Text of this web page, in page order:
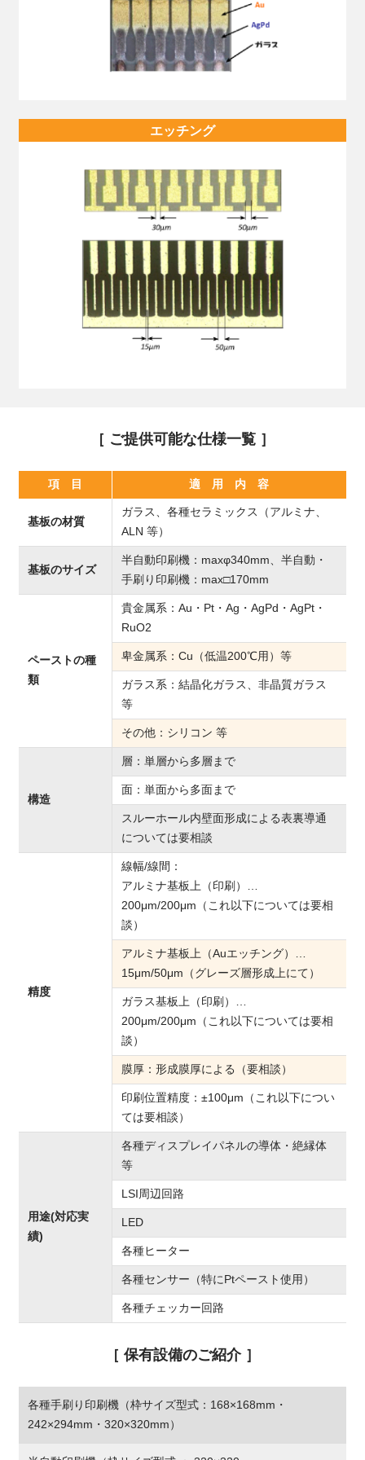
エッチング
［ ご提供可能な仕様一覧 ］
項 目 適 用 内 容
基板の材質
ガラス、各種セラミックス（アルミナ、
ALN 等）
基板のサイズ
半自動印刷機：maxφ340mm、半自動・
手刷り印刷機：max□170mm
ペーストの種
類
貴金属系：Au・Pt・Ag・AgPd・AgPt・
RuO2
卑金属系：Cu（低温200℃用）等
ガラス系：結晶化ガラス、非晶質ガラス
等
その他：シリコン 等
構造
層：単層から多層まで
面：単面から多面まで
スルーホール内壁面形成による表裏導通
については要相談
精度
線幅/線間：
アルミナ基板上（印刷）…
200μm/200μm（これ以下については要相
談）
アルミナ基板上（Auエッチング）…
15μm/50μm（グレーズ層形成上にて）
ガラス基板上（印刷）…
200μm/200μm（これ以下については要相
談）
膜厚：形成膜厚による（要相談）
印刷位置精度：±100μm（これ以下につい
ては要相談）
用途(対応実
績)
各種ディスプレイパネルの導体・絶縁体
等
LSI周辺回路
LED
各種ヒーター
各種センサー（特にPtペースト使用）
各種チェッカー回路
［ 保有設備のご紹介 ］
各種手刷り印刷機（枠サイズ型式：168×168mm・
242×294mm・320×320mm）